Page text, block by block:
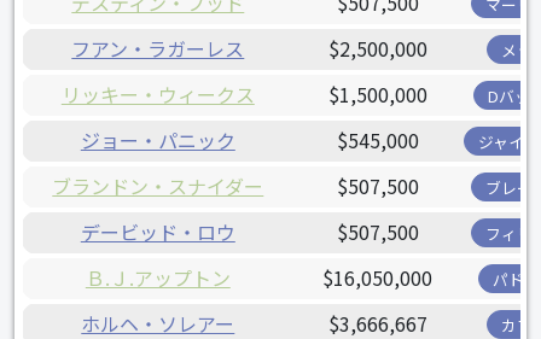
フアン・ラガーレス $2,500,000 メッ
リッキー・ウィークス $1,500,000 Dバッ
ジョー・パニック $545,000 ジャイ
ブランドン・スナイダー $507,500 ブレー
デービッド・ロウ $507,500 フィリ
Ｂ.Ｊ.アップトン $16,050,000 パド
ホルヘ・ソレアー $3,666,667 カブ